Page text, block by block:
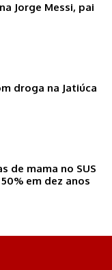
Jorge Messi, pai
droga na Jatiúca
de mama no SUS
em dez anos